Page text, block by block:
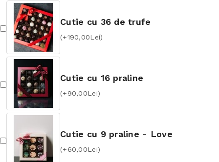
Cutie cu 36 de trufe
(+190,00Lei)
Cutie cu 16 praline
(+90,00Lei)
Cutie cu 9 praline - Love
(+60,00Lei)